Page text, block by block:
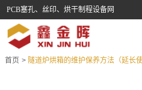
PCB塞孔、丝印、烘干制程设备网
首页 > 隧道炉烘箱的维护保养方法（延长